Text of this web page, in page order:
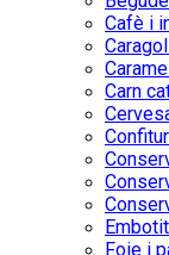
Cafè i
Carn
Foie i